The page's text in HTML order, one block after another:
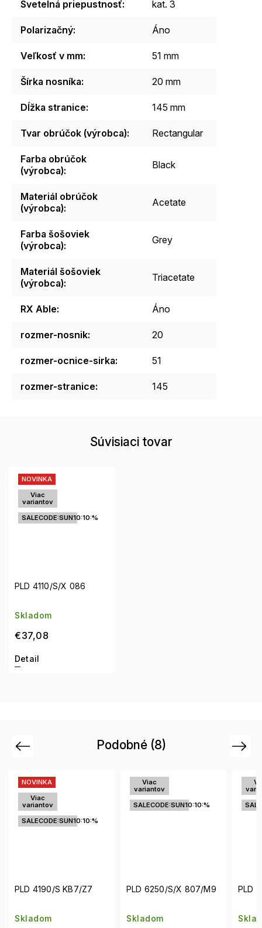
Svetelná priepustnosť: kat. 3
Polarizačný: Áno
Veľkosť v mm: 51 mm
Šírka nosníka: 20 mm
Dĺžka stranice: 145 mm
Tvar obrúčok (výrobca): Rectangular
Farba obrúčok
(výrobca): Black
Materiál obrúčok
(výrobca): Acetate
Farba šošoviek
(výrobca): Grey
Materiál šošoviek
(výrobca): Triacetate
RX Able: Áno
rozmer-nosnik: 20
rozmer-ocnice-sirka: 51
rozmer-stranice: 145
Súvisiaci tovar
NOVINKA
Viac
variantov
SALECODE:SUN10:10:%
PLD 4110/S/X 086
Skladom
€37,08
Detail
Podobné (8)
Previous
variantov
SALECODE:SUN10:10:%
PLD 6250/S/X 807/M9
Skladom
variantov
SALECODE:SUN10:10:%
PLD 6191/S 807/WJ
Skladom
Next